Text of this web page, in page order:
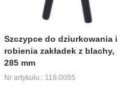
Szczypce do dziurkowania i
robienia zakładek z blachy,
285 mm
Nr artykułu.: 118.0055